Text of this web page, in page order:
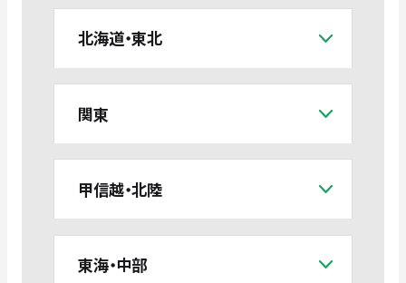
北海道・東北
関東
甲信越・北陸
東海・中部